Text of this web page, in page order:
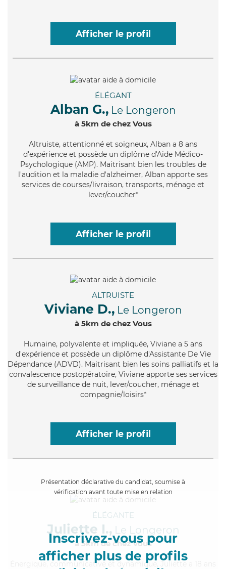
Afficher le profil
ÉLÉGANT
Alban G., Le Longeron
à 5km de chez Vous
Altruiste, attentionné et soigneux, Alban a 8 ans
d'expérience et possède un diplôme d'Aide Médico-
Psychologique (AMP). Maitrisant bien les troubles de
l'audition et la maladie d'alzheimer, Alban apporte ses
services de courses/livraison, transports, ménage et
lever/coucher*
Afficher le profil
ALTRUISTE
Viviane D., Le Longeron
à 5km de chez Vous
Humaine, polyvalente et impliquée, Viviane a 5 ans
d'expérience et possède un diplôme d'Assistante De Vie
Dépendance (ADVD). Maitrisant bien les soins palliatifs et la
convalescence postopératoire, Viviane apporte ses services
de surveillance de nuit, lever/coucher, ménage et
compagnie/loisirs*
Afficher le profil
Présentation déclarative du candidat, soumise à
vérification avant toute mise en relation
Inscrivez-vous pour
afficher plus de profils
ÉLÉGANTE
Juliette I., Le Longeron
à 5km de chez Vous
, communicative et dynamique, Juliette a 18 ans